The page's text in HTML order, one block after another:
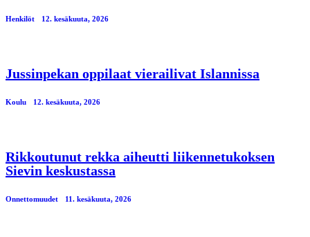
Henkilöt 12. kesäkuuta, 2026
Jussinpekan oppilaat vierailivat Islannissa
Koulu 12. kesäkuuta, 2026
Rikkoutunut rekka aiheutti liikennetukoksen
Sievin keskustassa
Onnettomuudet 11. kesäkuuta, 2026